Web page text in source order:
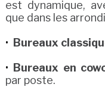
est dynamique,
que dans les
Bureaux
Bureaux en
par poste.